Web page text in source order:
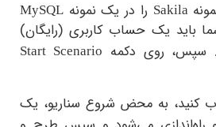
را در یک نمونهMySQL
حساب کاربری (رایگان)
روی دکمهStart Scenario
به محض شروع سناریو، یک